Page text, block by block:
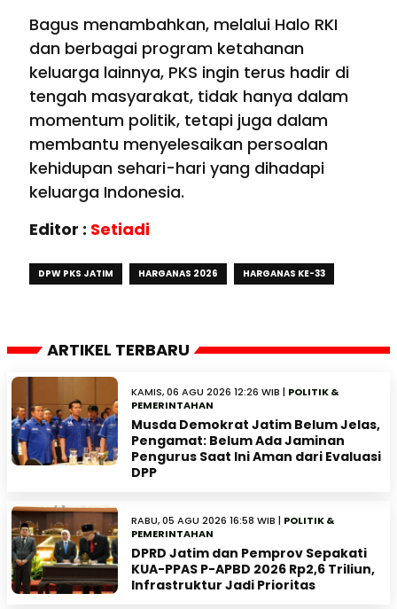
Bagus menambahkan, melalui Halo RKI
dan berbagai program ketahanan
keluarga lainnya, PKS ingin terus hadir di
tengah masyarakat, tidak hanya dalam
momentum politik, tetapi juga dalam
membantu menyelesaikan persoalan
kehidupan sehari-hari yang dihadapi
keluarga Indonesia.
Editor : Setiadi
DPW PKS JATIM HARGANAS 2026 HARGANAS KE-33
ARTIKEL TERBARU
KAMIS, 06 AGU 2026 12:26 WIB | POLITIK &
PEMERINTAHAN
Musda Demokrat Jatim Belum Jelas,
Pengamat: Belum Ada Jaminan
Pengurus Saat Ini Aman dari Evaluasi
DPP
RABU, 05 AGU 2026 16:58 WIB | POLITIK &
PEMERINTAHAN
DPRD Jatim dan Pemprov Sepakati
KUA-PPAS P-APBD 2026 Rp2,6 Triliun,
Infrastruktur Jadi Prioritas